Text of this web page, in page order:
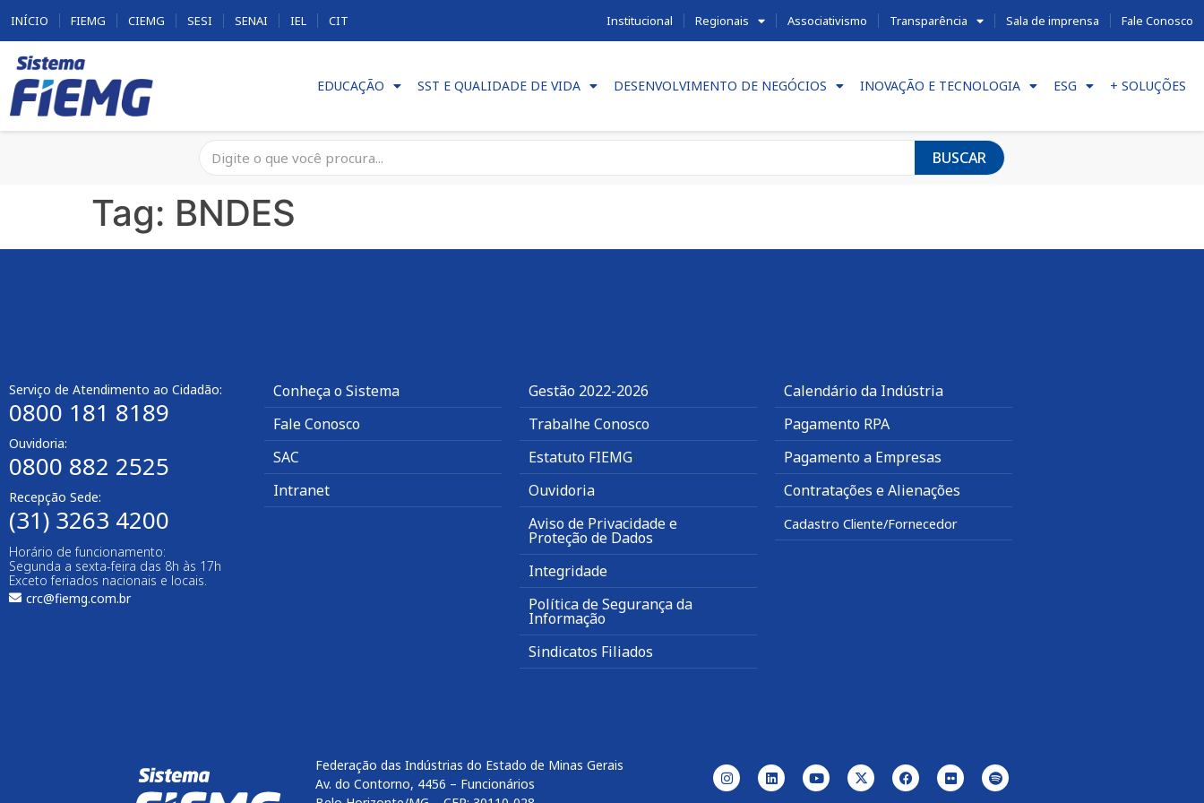
INÍCIO FIEMG CIEMG SESI SENAI IEL CIT Institucional Regionais Associativismo Transparência Sala de imprensa Fale Conosco
EDUCAÇÃO SST E QUALIDADE DE VIDA DESENVOLVIMENTO DE NEGÓCIOS INOVAÇÃO E TECNOLOGIA ESG + SOLUÇÕES
BUSCAR
Tag: BNDES
Serviço de Atendimento ao Cidadão:
0800 181 8189
Ouvidoria:
0800 882 2525​
Recepção Sede:
(31) 3263 4200
Horário de funcionamento:
Segunda a sexta-feira das 8h às 17h
Exceto feriados nacionais e locais.
crc@fiemg.com.br
Conheça o Sistema
Fale Conosco
SAC
Intranet
Gestão 2022-2026
Trabalhe Conosco
Estatuto FIEMG
Ouvidoria
Aviso de Privacidade e
Proteção de Dados
Integridade
Política de Segurança da
Informação
Sindicatos Filiados
Calendário da Indústria
Pagamento RPA
Pagamento a Empresas
Contratações e Alienações
Cadastro Cliente/Fornecedor
Federação das Indústrias do Estado de Minas Gerais
Av. do Contorno, 4456 – Funcionários